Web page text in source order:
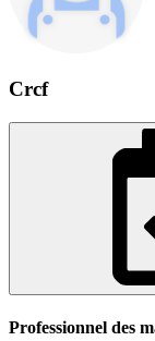
Crcf
Professionnel des